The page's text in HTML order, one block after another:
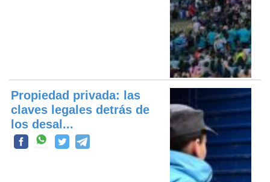
Propiedad privada: las
claves legales detrás de
los desal...